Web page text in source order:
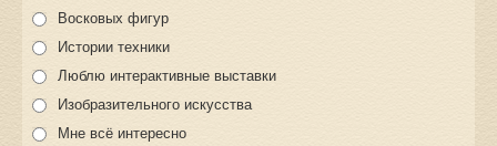
Восковых фигур
Истории техники
Люблю интерактивные выставки
Изобразительного искусства
Мне всё интересно